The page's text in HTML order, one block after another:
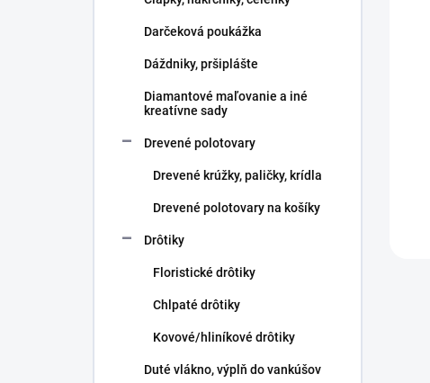
Darčeková poukážka
Dáždniky, pršiplášte
Diamantové maľovanie a iné
kreatívne sady
Drevené polotovary
Drevené krúžky, paličky, krídla
Drevené polotovary na košíky
Drôtiky
Floristické drôtiky
Chlpaté drôtiky
Kovové/hliníkové drôtiky
Duté vlákno, výplň do vankúšov